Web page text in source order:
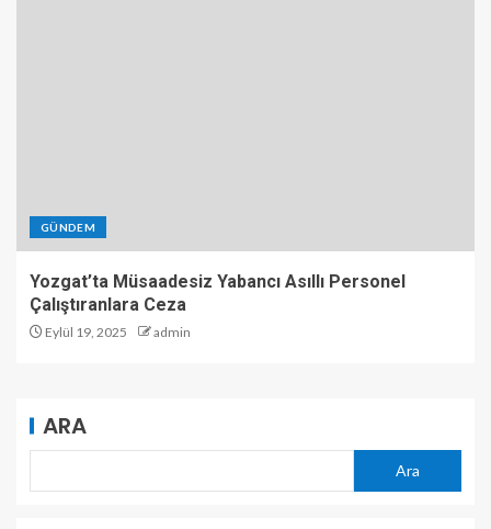
GÜNDEM
Yozgat’ta Müsaadesiz Yabancı Asıllı Personel
Çalıştıranlara Ceza
Eylül 19, 2025 admin
ARA
Ara